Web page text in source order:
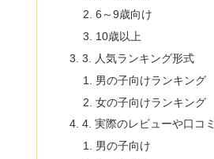
6～9歳向け
10歳以上
3. 人気ランキング形式
男の子向けランキング
女の子向けランキング
4. 実際のレビューや口コミ
男の子向け